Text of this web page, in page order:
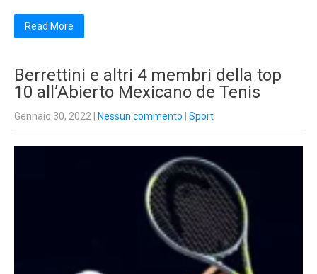
Read More
Berrettini e altri 4 membri della top
10 all’Abierto Mexicano de Tenis
Gennaio 30, 2022 Nessun commento Sport